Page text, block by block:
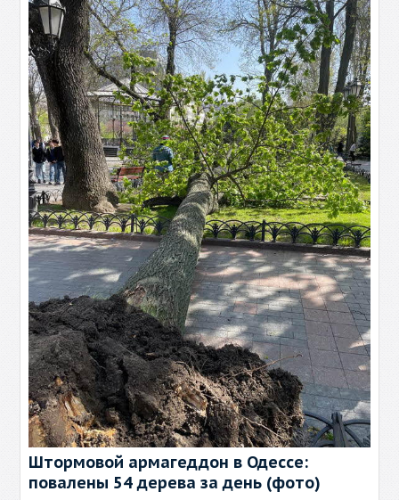
Штормовой армагеддон в Одессе:
повалены 54 дерева за день (фото)